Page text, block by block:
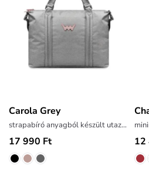
Carola Grey
strapabíró anyagból készült utazótáska
17 990 Ft 12